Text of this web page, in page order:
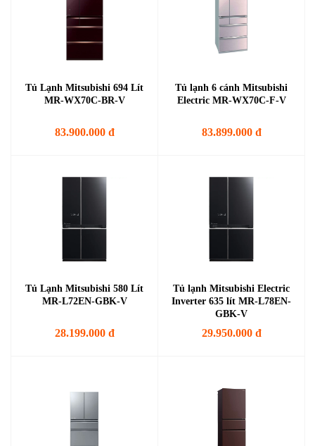
Tủ Lạnh Mitsubishi 694 Lít
MR-WX70C-BR-V
83.900.000 đ
Tủ lạnh 6 cánh Mitsubishi
Electric MR-WX70C-F-V
83.899.000 đ
Tủ Lạnh Mitsubishi 580 Lít
MR-L72EN-GBK-V
28.199.000 đ
Tủ lạnh Mitsubishi Electric
Inverter 635 lít MR-L78EN-
GBK-V
29.950.000 đ